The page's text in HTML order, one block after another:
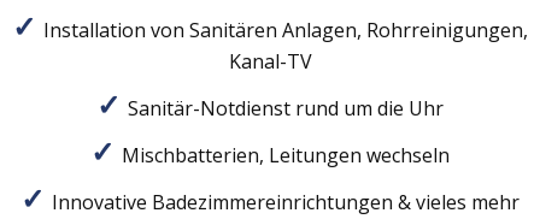
Installation von Sanitären Anlagen, Rohrreinigungen,
Kanal-TV
Sanitär-Notdienst rund um die Uhr
Mischbatterien, Leitungen wechseln
Innovative Badezimmereinrichtungen & vieles mehr